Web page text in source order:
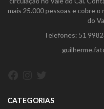
mais 25.000 pessoas e cobre
do
Telefones: 51
CATEGORIAS